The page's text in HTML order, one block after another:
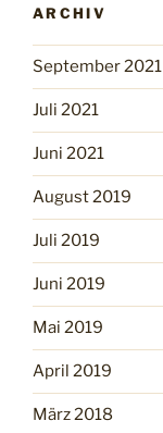
ARCHIV
September 2021
Juli 2021
Juni 2021
August 2019
Juli 2019
Juni 2019
Mai 2019
April 2019
März 2018